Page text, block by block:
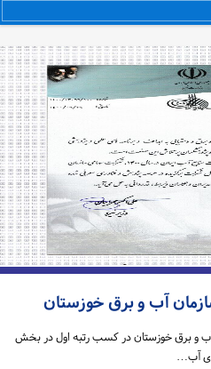
آب و برق خوزستان
و برق خوزستان در کسب رتبه اول در بخش
آب…